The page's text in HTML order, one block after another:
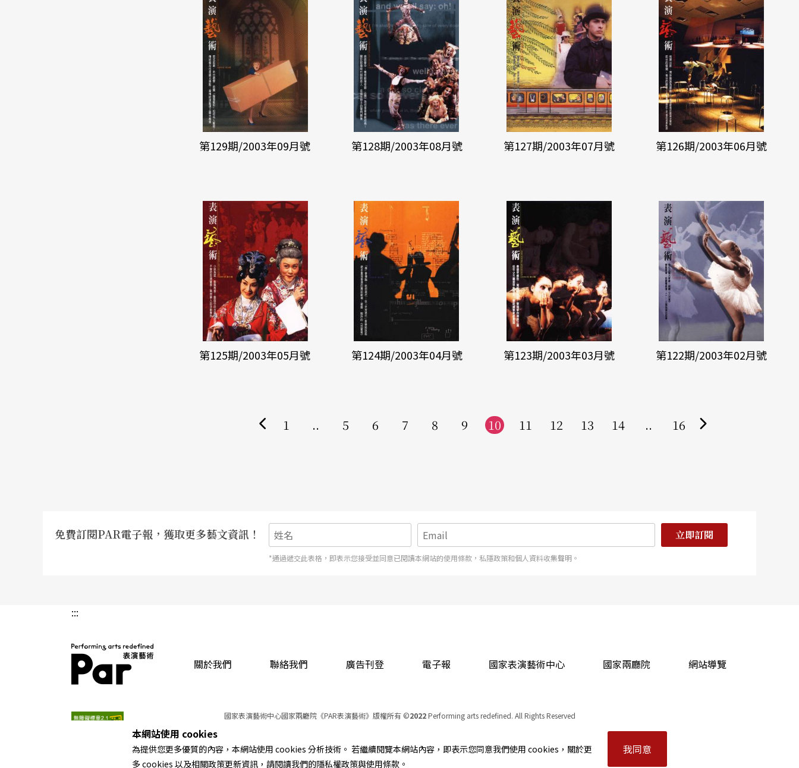
第129期/2003年09月號 第128期/2003年08月號 第127期/2003年07月號 第126期/2003年06月號
第125期/2003年05月號 第124期/2003年04月號 第123期/2003年03月號 第122期/2003年02月號
1 .. 5 6 7 8 9 10 11 12 13 14 .. 16
免費訂閱PAR電子報，獲取更多藝文資訊！ 立即訂閱
*通過遞交此表格，即表示您接受並同意已閱讀本網站的使用條款，私隱政策和個人資料收集聲明。
:::
關於我們 聯絡我們 廣告刊登 電子報 國家表演藝術中心 國家兩廳院 網站導覽
國家表演藝術中心國家兩廳院《PAR表演藝術》版權所有©2022Performing arts redefined. All Rights Reserved
本站所提供相關演出資訊，如有異動應以主辦單位公告為準。
服務條款 ｜ 隱私權聲明
本網站使用 cookies
為提供您更多優質的內容，本網站使用 cookies 分析技術。 若繼續閱覽本網站內容，即表示您同意我們使用 cookies，關於更
多 cookies 以及相關政策更新資訊，請閱讀我們的隱私權政策與使用條款。
我同意